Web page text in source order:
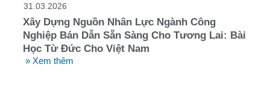
31.03.2026
Xây Dựng Nguồn Nhân Lực Ngành Công
Nghiệp Bán Dẫn Sẵn Sàng Cho Tương Lai: Bài
Học Từ Đức Cho Việt Nam
» Xem thêm